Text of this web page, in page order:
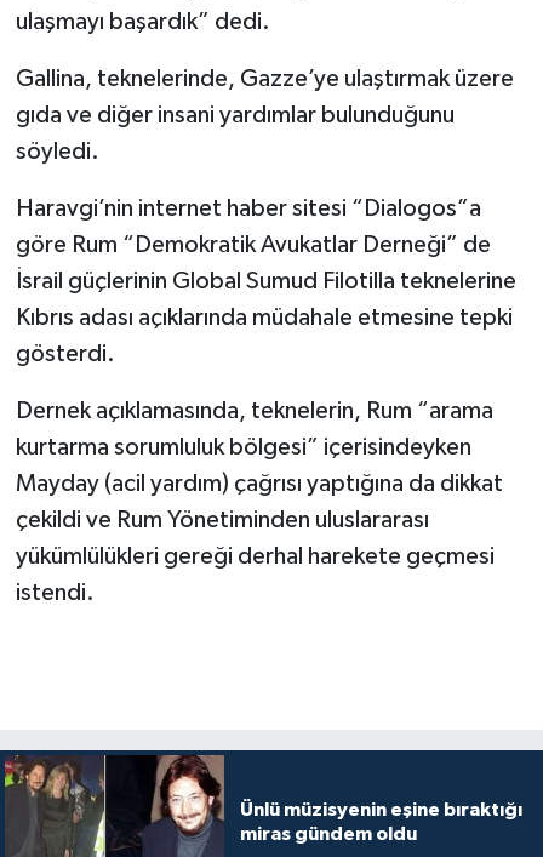
ulaşmayı başardık” dedi.
Gallina, teknelerinde, Gazze’ye ulaştırmak üzere
gıda ve diğer insani yardımlar bulunduğunu
söyledi.
Haravgi’nin internet haber sitesi “Dialogos”a
göre Rum “Demokratik Avukatlar Derneği” de
İsrail güçlerinin Global Sumud Filotilla teknelerine
Kıbrıs adası açıklarında müdahale etmesine tepki
gösterdi.
Dernek açıklamasında, teknelerin, Rum “arama
kurtarma sorumluluk bölgesi” içerisindeyken
Mayday (acil yardım) çağrısı yaptığına da dikkat
çekildi ve Rum Yönetiminden uluslararası
yükümlülükleri gereği derhal harekete geçmesi
istendi.
Ünlü müzisyenin eşine bıraktığı
miras gündem oldu